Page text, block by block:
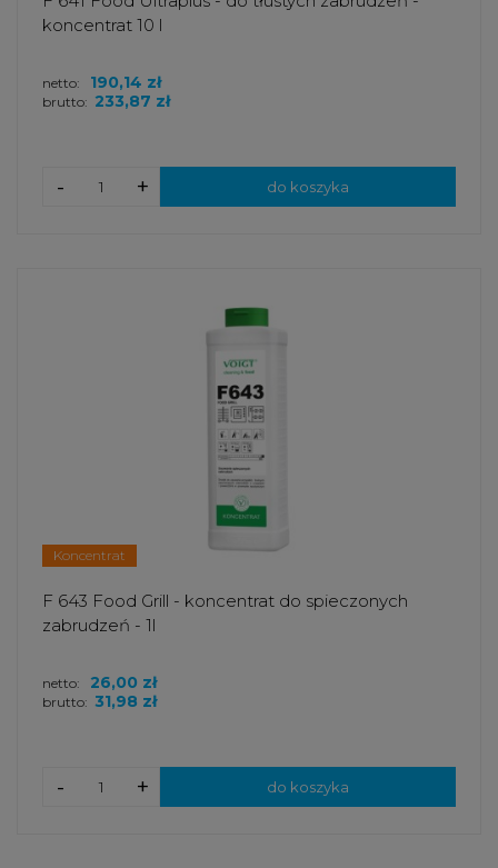
koncentrat 10 l
brutto: 233,87 zł
netto: 190,14 zł
+
- do koszyka
Koncentrat
F 643 Food Grill - koncentrat do spieczonych
zabrudzeń - 1l
brutto: 31,98 zł
netto: 26,00 zł
+
- do koszyka